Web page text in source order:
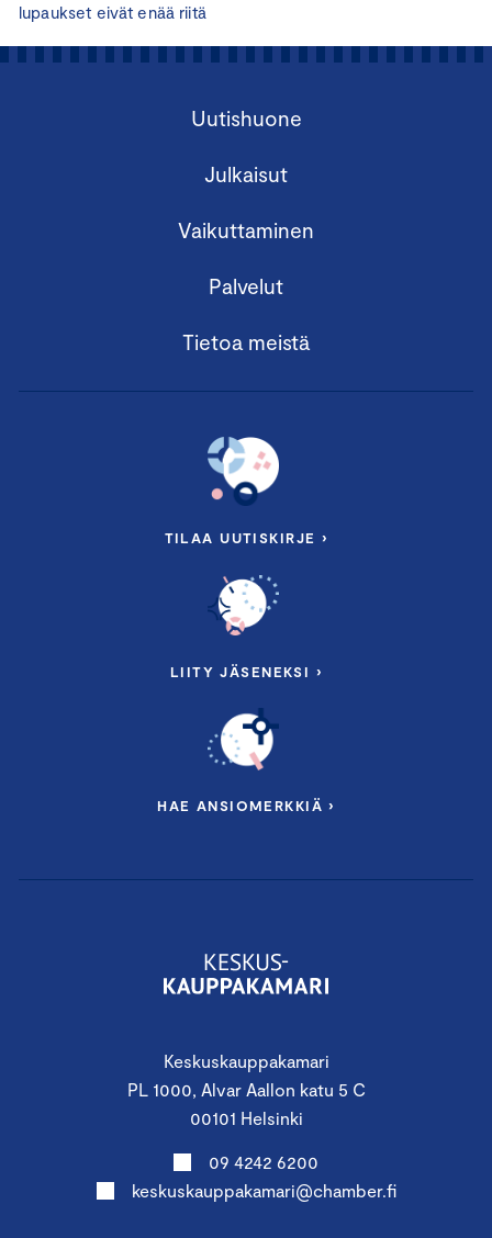
lupaukset eivät enää riitä
Keskuskauppakamari
PL 1000, Alvar Aallon katu 5 C
00101 Helsinki
09 4242 6200
keskuskauppakamari@chamber.fi
Uutishuone
Julkaisut
Vaikuttaminen
Palvelut
Tietoa meistä
TILAA UUTISKIRJE ›
LIITY JÄSENEKSI ›
HAE ANSIOMERKKIÄ ›